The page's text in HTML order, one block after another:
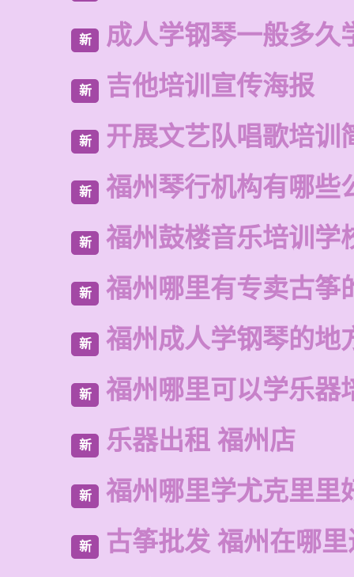
新 成人学钢琴一般多久
新 吉他培训宣传海报
新 开展文艺队唱歌培训
新 福州琴行机构有哪些
新 福州鼓楼音乐培训学
新 福州哪里有专卖古筝
新 福州成人学钢琴的地
新 福州哪里可以学乐器
新 乐器出租 福州店
新 福州哪里学尤克里里
新 古筝批发 福州在哪